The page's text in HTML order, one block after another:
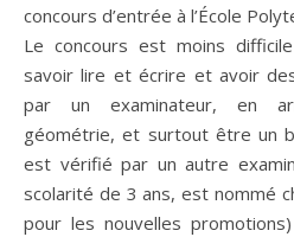
concours d’entrée à l’École
Le concours est moins
savoir lire et écrire et avoir
par un examinateur, en
géométrie, et surtout être un
est vérifié par un autre
scolarité de 3 ans, est nommé
pour les nouvelles